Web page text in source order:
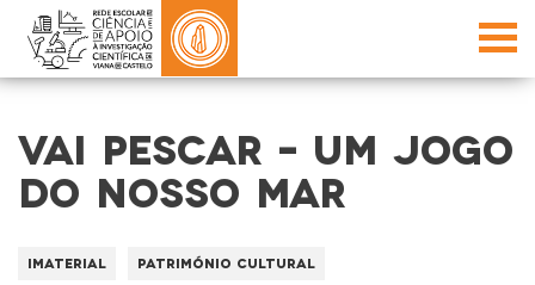
VAI PESCAR – UM JOGO
DO NOSSO MAR
Imaterial Património Cultural